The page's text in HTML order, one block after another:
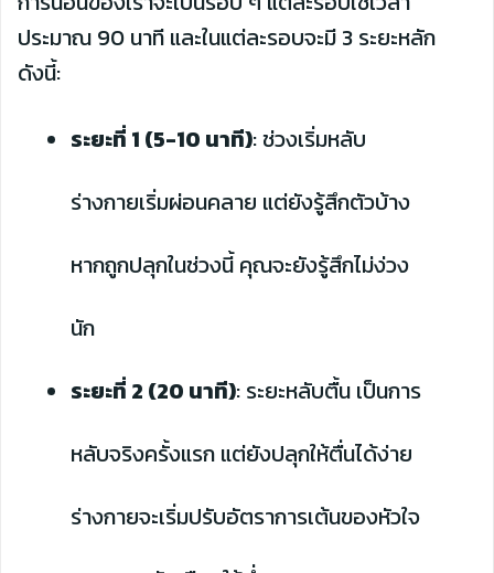
ประมาณ 90 นาที และในแต่ละรอบจะมี 3 ระยะหลัก
ดังนี้:
ระยะที่ 1 (5-10 นาที): ช่วงเริ่มหลับ
ร่างกายเริ่มผ่อนคลาย แต่ยังรู้สึกตัวบ้าง
หากถูกปลุกในช่วงนี้ คุณจะยังรู้สึกไม่ง่วง
นัก
ระยะที่ 2 (20 นาที): ระยะหลับตื้น เป็นการ
หลับจริงครั้งแรก แต่ยังปลุกให้ตื่นได้ง่าย
ร่างกายจะเริ่มปรับอัตราการเต้นของหัวใจ